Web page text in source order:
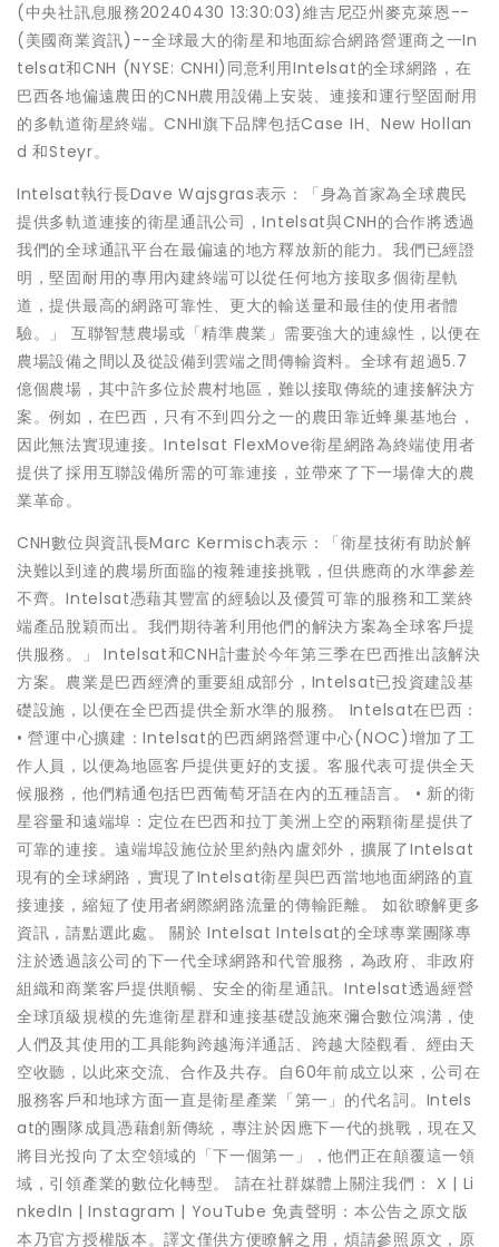
(中央社訊息服務20240430 13:30:03)維吉尼亞州麥克萊恩--
(美國商業資訊)--全球最大的衛星和地面綜合網路營運商之一In
telsat和CNH (NYSE: CNHI)同意利用Intelsat的全球網路，在
巴西各地偏遠農田的CNH農用設備上安裝、連接和運行堅固耐用
的多軌道衛星終端。CNHI旗下品牌包括Case IH、New Hollan
d 和Steyr。
Intelsat執行長Dave Wajsgras表示：「身為首家為全球農民
提供多軌道連接的衛星通訊公司，Intelsat與CNH的合作將透過
我們的全球通訊平台在最偏遠的地方釋放新的能力。我們已經證
明，堅固耐用的專用內建終端可以從任何地方接取多個衛星軌
道，提供最高的網路可靠性、更大的輸送量和最佳的使用者體
驗。」 互聯智慧農場或「精準農業」需要強大的連線性，以便在
農場設備之間以及從設備到雲端之間傳輸資料。全球有超過5.7
億個農場，其中許多位於農村地區，難以接取傳統的連接解決方
案。例如，在巴西，只有不到四分之一的農田靠近蜂巢基地台，
因此無法實現連接。Intelsat FlexMove衛星網路為終端使用者
提供了採用互聯設備所需的可靠連接，並帶來了下一場偉大的農
業革命。
CNH數位與資訊長Marc Kermisch表示：「衛星技術有助於解
決難以到達的農場所面臨的複雜連接挑戰，但供應商的水準參差
不齊。Intelsat憑藉其豐富的經驗以及優質可靠的服務和工業終
端產品脫穎而出。我們期待著利用他們的解決方案為全球客戶提
供服務。」 Intelsat和CNH計畫於今年第三季在巴西推出該解決
方案。農業是巴西經濟的重要組成部分，Intelsat已投資建設基
礎設施，以便在全巴西提供全新水準的服務。 Intelsat在巴西：
• 營運中心擴建：Intelsat的巴西網路營運中心(NOC)增加了工
作人員，以便為地區客戶提供更好的支援。客服代表可提供全天
候服務，他們精通包括巴西葡萄牙語在內的五種語言。 • 新的衛
星容量和遠端埠：定位在巴西和拉丁美洲上空的兩顆衛星提供了
可靠的連接。遠端埠設施位於里約熱內盧郊外，擴展了Intelsat
現有的全球網路，實現了Intelsat衛星與巴西當地地面網路的直
接連接，縮短了使用者網際網路流量的傳輸距離。 如欲瞭解更多
資訊，請點選此處。 關於 Intelsat Intelsat的全球專業團隊專
注於透過該公司的下一代全球網路和代管服務，為政府、非政府
組織和商業客戶提供順暢、安全的衛星通訊。Intelsat透過經營
全球頂級規模的先進衛星群和連接基礎設施來彌合數位鴻溝，使
人們及其使用的工具能夠跨越海洋通話、跨越大陸觀看、經由天
空收聽，以此來交流、合作及共存。自60年前成立以來，公司在
服務客戶和地球方面一直是衛星產業「第一」的代名詞。Intels
at的團隊成員憑藉創新傳統，專注於因應下一代的挑戰，現在又
將目光投向了太空領域的「下一個第一」，他們正在顛覆這一領
域，引領產業的數位化轉型。 請在社群媒體上關注我們： X | Li
nkedIn | Instagram | YouTube 免責聲明：本公告之原文版
本乃官方授權版本。譯文僅供方便瞭解之用，煩請參照原文，原